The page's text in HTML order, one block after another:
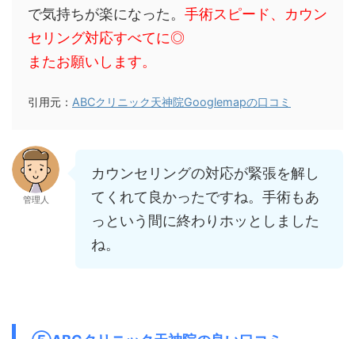
で気持ちが楽になった。 手術スピード、カウン
セリング対応すべてに◎
またお願いします。
引用元： ABCクリニック天神院Googlemapの口コミ
管理人
カウンセリングの対応が緊張を解し
てくれて良かったですね。手術もあ
っという間に終わりホッとしました
ね。